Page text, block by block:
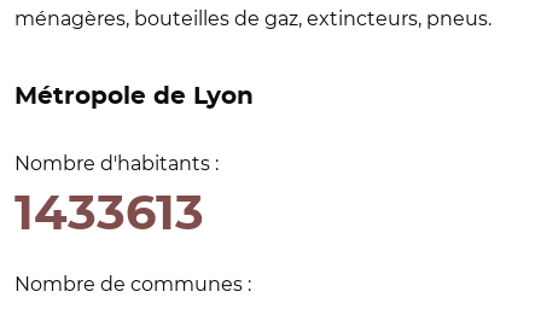
ménagères, bouteilles de gaz, extincteurs, pneus.
Métropole de Lyon
Nombre d'habitants :
1433613
Nombre de communes :